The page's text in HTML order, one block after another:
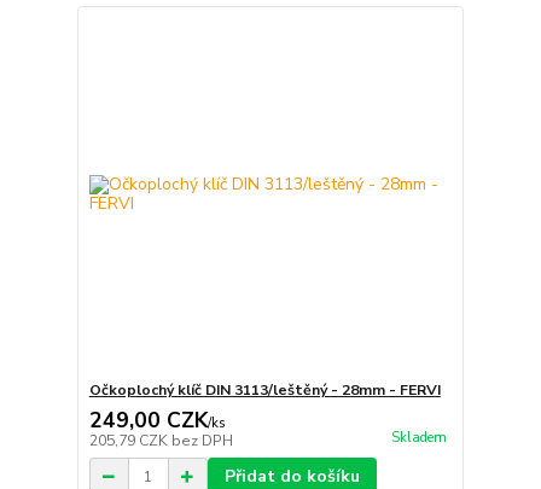
Očkoplochý klíč DIN 3113/leštěný - 28mm - FERVI
249,00 CZK/ks
205,79 CZK bez DPH Skladem
Přidat do košíku